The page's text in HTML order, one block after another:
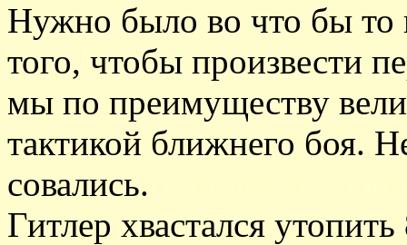
Нужно было во что бы то
того, чтобы произвести
мы по преимуществу
тактикой ближнего боя.
совались.
Гитлер хвастался